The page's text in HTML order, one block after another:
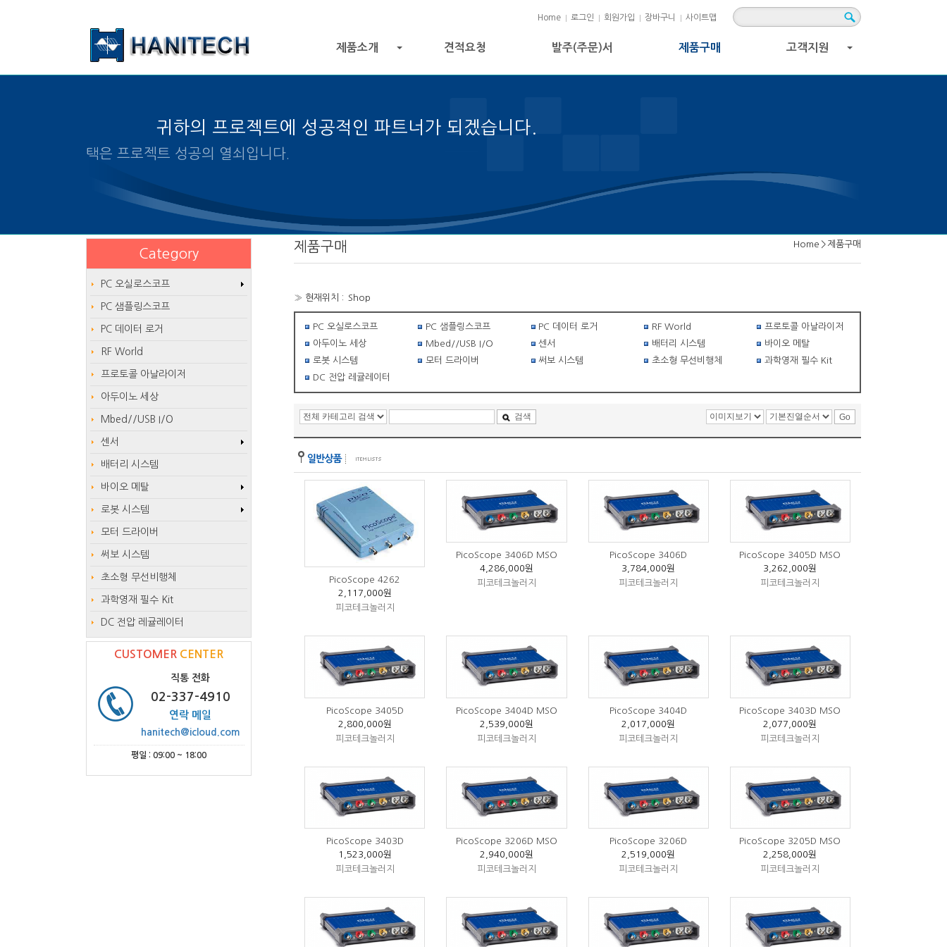
Home 로그인 회원가입 장바구니 사이트맵
제품소개 견적요청 발주(주문)서 제품구매 고객지원
귀하의 프로젝트에 성공적인 파트너가 되겠습니다.
알맞은 제품의 선택은 프로젝트 성공의 열쇠입니다.
Home > 제품구매
제품구매
» 현재위치 : Shop
PC 오실로스코프 PC 샘플링스코프 PC 데이터 로거 RF World
프로토콜 아날라이저
아두이노 세상
Mbed//USB I/O 센서 배터리 시스템
바이오 메탈
로봇 시스템
모터 드라이버 써보 시스템 초소형 무선비행체
과학영재 필수 Kit
DC 전압 레귤레이터
검색
PicoScope 4262
2,117,000원
피코테크놀러지
PicoScope 3406D MSO
4,286,000원
피코테크놀러지
PicoScope 3406D
3,784,000원
피코테크놀러지
PicoScope 3405D MSO
3,262,000원
피코테크놀러지
PicoScope 3405D
2,800,000원
피코테크놀러지
PicoScope 3404D MSO
2,539,000원
피코테크놀러지
PicoScope 3404D
2,017,000원
피코테크놀러지
PicoScope 3403D MSO
2,077,000원
피코테크놀러지
PicoScope 3403D
1,523,000원
피코테크놀러지
PicoScope 3206D MSO
2,940,000원
피코테크놀러지
PicoScope 3206D
2,519,000원
피코테크놀러지
PicoScope 3205D MSO
2,258,000원
피코테크놀러지
Category
PC 오실로스코프
PC 샘플링스코프
PC 데이터 로거
RF World
프로토콜 아날라이저
아두이노 세상
Mbed//USB I/O
센서
배터리 시스템
바이오 메탈
로봇 시스템
모터 드라이버
써보 시스템
초소형 무선비행체
과학영재 필수 Kit
DC 전압 레귤레이터
CUSTOMER CENTER
직통 전화
02-337-4910
연락 메일
hanitech@icloud.com
평일 : 09:00 ~ 18:00